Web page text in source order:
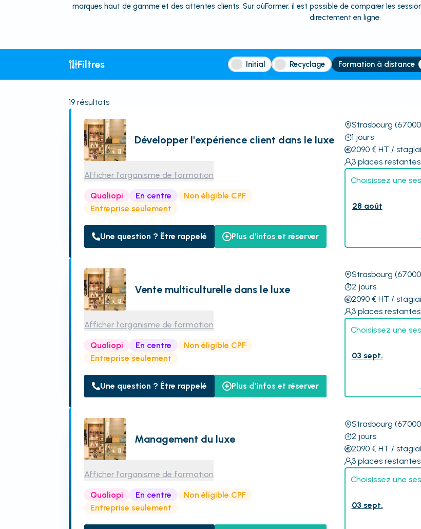
marques haut de gamme et des attentes clients. Sur oùFormer, il est possible de comparer les
directement en ligne.
Filtres Initial Recyclage Formation à distance
19 résultats
Développer l'expérience client dans le luxe
Afficher l'organisme de formation
Qualiopi En centre
Non éligible CPF
Entreprise seulement
Une question ? Être rappelé Plus d'infos et réserver
Strasbourg
1 jours
2090€ HT /
3 places restantes
Choisissez une
28 août
Vente multiculturelle dans le luxe
Afficher l'organisme de formation
Qualiopi En centre
Non éligible CPF
Entreprise seulement
Une question ? Être rappelé Plus d'infos et réserver
Strasbourg
2 jours
2090€ HT /
3 places restantes
Choisissez une
03 sept.
Management du luxe
Afficher l'organisme de formation
Qualiopi En centre
Non éligible CPF
Entreprise seulement
Strasbourg
2 jours
2090€ HT /
3 places restantes
Choisissez une
03 sept.